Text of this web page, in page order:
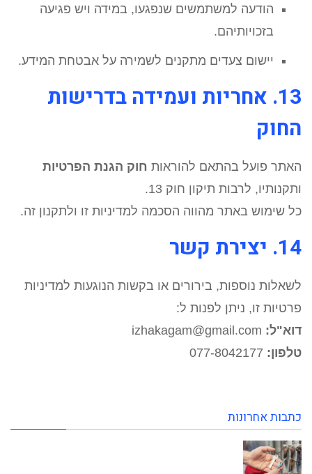
הודעה למשתמשים שנפגעו, במידה ויש פגיעה
בזכויותיהם.
יישום צעדים מתקנים לשמירה על אבטחת המידע.
13. אחריות ועמידה בדרישות
החוק
האתר פועל בהתאם להוראות חוק הגנת הפרטיות
ותקנותיו, לרבות תיקון חוק 13.
כל שימוש באתר מהווה הסכמה למדיניות זו ולתקנון זה.
14. יצירת קשר
לשאלות נוספות, בירורים או בקשות הנוגעות למדיניות
פרטיות זו, ניתן לפנות ל:
דוא"ל:
טלפון:
כתבות אחרונות